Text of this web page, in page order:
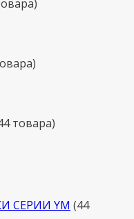
4 товара
СЕРИИ YM 44